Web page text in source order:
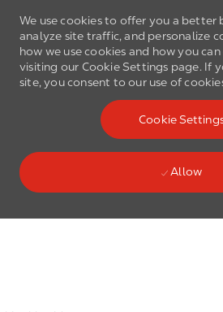
We use cookies to offer you a better
analyze site traffic, and personalize
how we use cookies and how you
visiting our Cookie Settings page. If
site, you consent to our use of
Cookie
Allow
Skip to main content